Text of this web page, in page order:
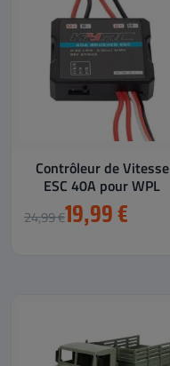
Contrôleur de Vitesse
ESC 40A pour WPL
24,99 €19,99 €